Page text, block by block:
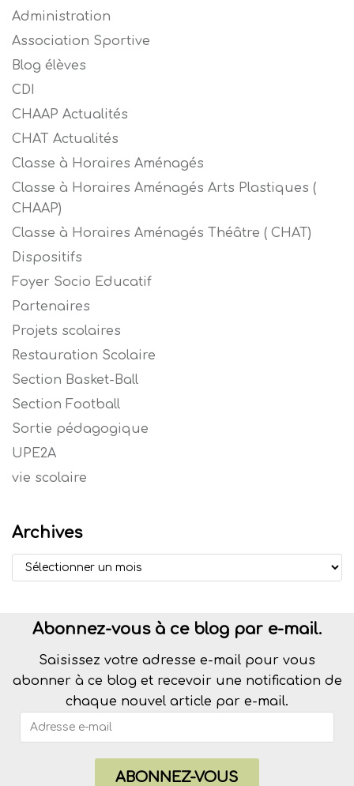
Administration
Association Sportive
Blog élèves
CDI
CHAAP Actualités
CHAT Actualités
Classe à Horaires Aménagés
Classe à Horaires Aménagés Arts Plastiques (
CHAAP)
Classe à Horaires Aménagés Théâtre ( CHAT)
Dispositifs
Foyer Socio Educatif
Partenaires
Projets scolaires
Restauration Scolaire
Section Basket-Ball
Section Football
Sortie pédagogique
UPE2A
vie scolaire
Archives
Abonnez-vous à ce blog par e-mail.
Saisissez votre adresse e-mail pour vous
abonner à ce blog et recevoir une notification de
chaque nouvel article par e-mail.
ABONNEZ-VOUS